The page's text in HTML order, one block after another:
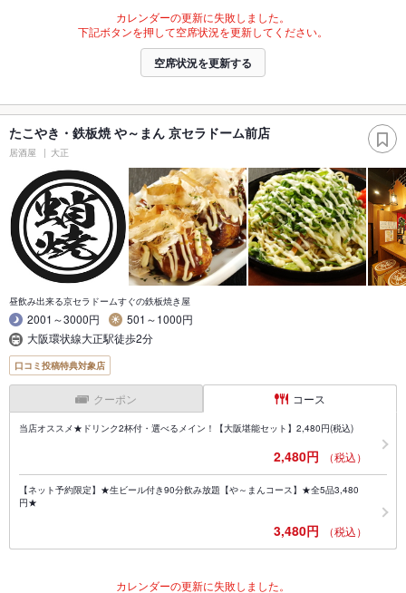
カレンダーの更新に失敗しました。
下記ボタンを押して空席状況を更新してください。
空席状況を更新する
たこやき・鉄板焼 や～まん 京セラドーム前店
居酒屋 大正
昼飲み出来る京セラドームすぐの鉄板焼き屋
2001～3000円
501～1000円
大阪環状線大正駅徒歩2分
口コミ投稿特典対象店
クーポン コース
当店オススメ★ドリンク2杯付・選べるメイン！【大阪堪能セット】2,480円(税込)
2,480円 （税込）
【ネット予約限定】★生ビール付き90分飲み放題【や～まんコース】★全5品3,480
円★
3,480円 （税込）
カレンダーの更新に失敗しました。